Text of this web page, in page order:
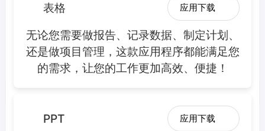
表格 应用下载
无论您需要做报告、记录数据、制定计划、
还是做项目管理，这款应用程序都能满足您
的需求，让您的工作更加高效、便捷！
PPT 应用下载